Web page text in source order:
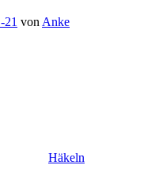
21 von Anke
Häkeln